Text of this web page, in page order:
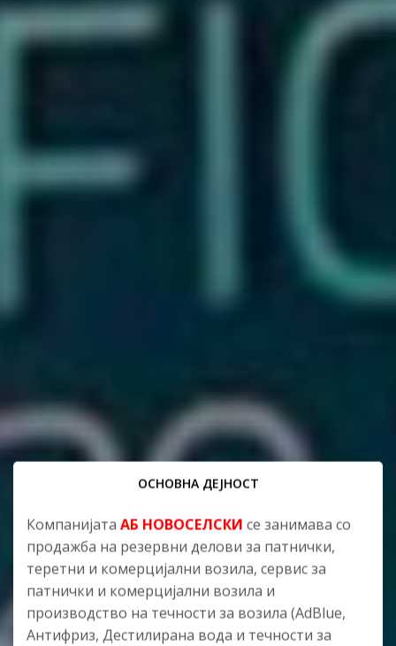
ОСНОВНА ДЕЈНОСТ
Компанијата АБ НОВОСЕЛСКИ се занимава со
продажба на резервни делови за патнички,
теретни и комерцијални возила, сервис за
патнички и комерцијални возила и
производство на течности за возила (AdBlue,
Антифриз, Дестилирана вода и течности за